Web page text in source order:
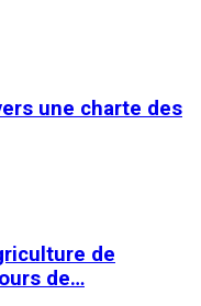
une charte des
de
de…